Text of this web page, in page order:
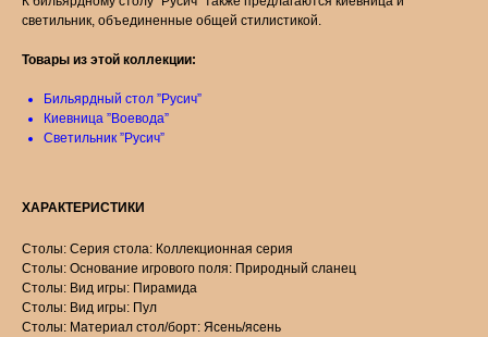
светильник, объединенные общей стилистикой.
Товары из этой коллекции:
Бильярдный стол ”Русич”
Киевница ”Воевода”
Светильник ”Русич”
ХАРАКТЕРИСТИКИ
Столы: Серия стола: Коллекционная серия
Столы: Основание игрового поля: Природный сланец
Столы: Вид игры: Пирамида
Столы: Вид игры: Пул
Столы: Материал стол/борт: Ясень/ясень